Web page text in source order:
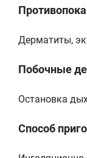
Дерматиты,
Побочные
Остановка
Способ